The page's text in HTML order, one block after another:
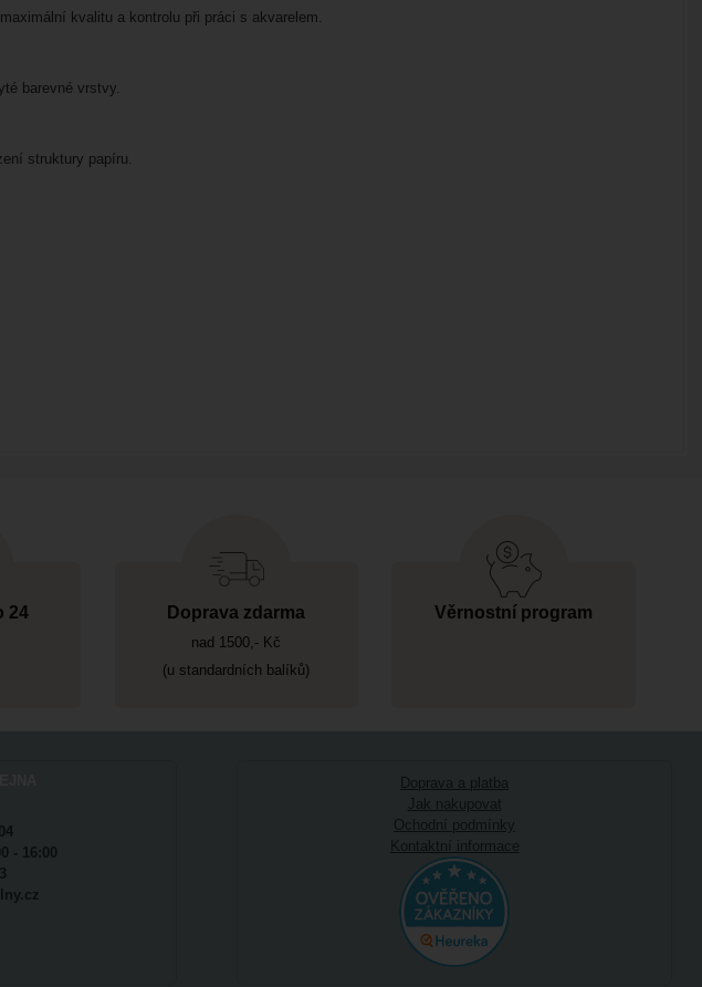
kvalitu a kontrolu při práci s akvarelem.
barevné vrstvy.
struktury papíru.
24
Doprava zdarma
nad 1500,- Kč
(u standardních balíků)
Věrnostní program
- 16:00
Doprava a platba
Jak nakupovat
Ochodní podmínky
Kontaktní informace